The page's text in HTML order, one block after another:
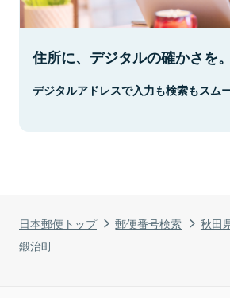
日本郵便トップ 郵便番号検索 秋田
鍛治町
住所に、デジタルの確かさを。
デジタルアドレスで入力も検索もスムー